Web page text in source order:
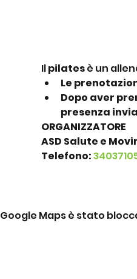
Il pilates è un
Le
Dopo aver
presenza
ORGANIZZATORE
ASD Salute e
Telefono:
Google Maps è stato